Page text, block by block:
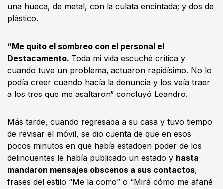
una hueca, de metal, con la culata encintada; y dos de
plástico.
“Me quito el sombreo con el personal el
Destacamento. Toda mi vida escuché crítica y
cuando tuve un problema, actuaron rapidísimo. No lo
podía creer cuando hacía la denuncia y los veía traer
a los tres que me asaltaron” concluyó Leandro.
Más tarde, cuando regresaba a su casa y tuvo tiempo
de revisar el móvil, se dio cuenta de que en esos
pocos minutos en que había estadoen poder de los
delincuentes le había publicado un estado y hasta
mandaron mensajes obscenos a sus contactos,
frases del estilo “Me la como” o “Mirá cómo me afané